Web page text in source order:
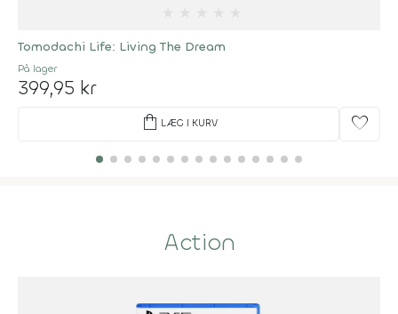
Tomodachi Life: Living The Dream
På lager
399,95 kr
shopping_bag LÆG I KURV favorite
Action